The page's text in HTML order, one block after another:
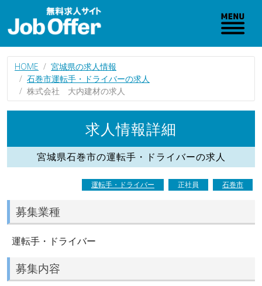
HOME
宮城県の求人情報
石巻市運転手・ドライバーの求人
株式会社 大内建材の求人
求人情報詳細
宮城県石巻市の運転手・ドライバーの求人
運転手・ドライバー 正社員 石巻市
募集業種
運転手・ドライバー
募集内容